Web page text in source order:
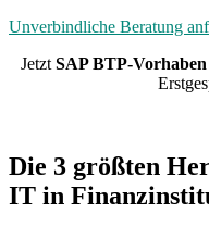
Unverbindliche Beratung
Jetzt SAP BTP-
Die 3 größten
IT in